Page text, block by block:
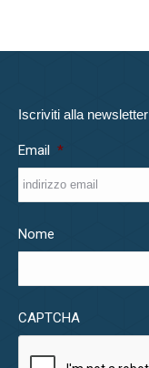
Iscriviti alla newsletter
Email *
Nome
CAPTCHA